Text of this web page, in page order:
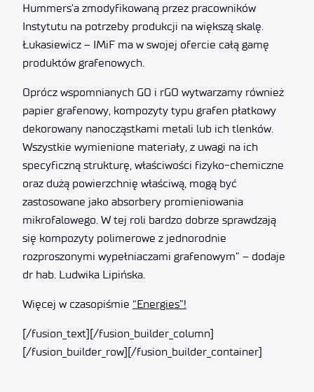
Hummers’a zmodyfikowaną przez pracowników
Instytutu na potrzeby produkcji na większą skalę.
Łukasiewicz – IMiF ma w swojej ofercie całą gamę
produktów grafenowych.
Oprócz wspomnianych GO i rGO wytwarzamy również
papier grafenowy, kompozyty typu grafen płatkowy
dekorowany nanocząstkami metali lub ich tlenków.
Wszystkie wymienione materiały, z uwagi na ich
specyficzną strukturę, właściwości fizyko-chemiczne
oraz dużą powierzchnię właściwą, mogą być
zastosowane jako absorbery promieniowania
mikrofalowego. W tej roli bardzo dobrze sprawdzają
się kompozyty polimerowe z jednorodnie
rozproszonymi wypełniaczami grafenowym” – dodaje
dr hab. Ludwika Lipińska.
Więcej w czasopiśmie “Energies”!
[/fusion_text][/fusion_builder_column]
[/fusion_builder_row][/fusion_builder_container]